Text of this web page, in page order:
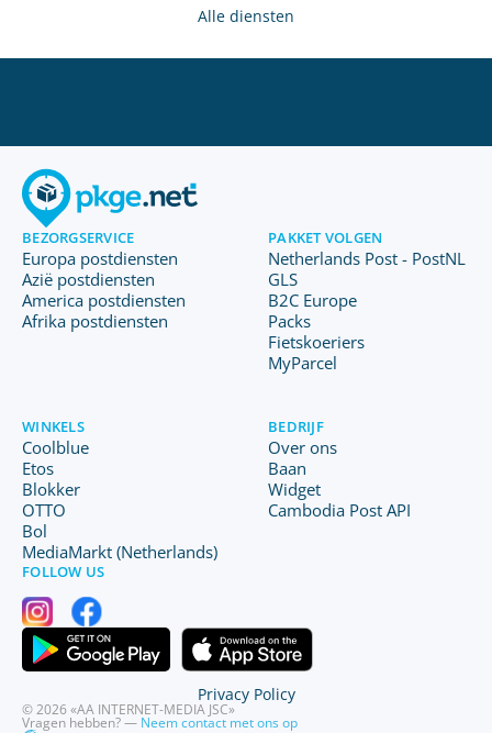
Alle diensten
BEZORGSERVICE
Europa postdiensten
Azië postdiensten
America postdiensten
Afrika postdiensten
PAKKET VOLGEN
Netherlands Post - PostNL
GLS
B2C Europe
Packs
Fietskoeriers
MyParcel
WINKELS
Coolblue
Etos
Blokker
OTTO
Bol
MediaMarkt (Netherlands)
BEDRIJF
Over ons
Baan
Widget
Cambodia Post API
FOLLOW US
© 2026 «AA INTERNET-MEDIA JSC»
Vragen hebben? — Neem contact met ons op
Privacy Policy